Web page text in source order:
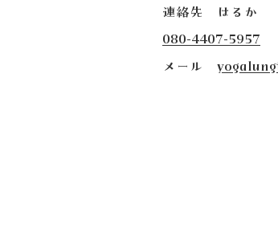
連絡先 はるか
080-4407-5957
​メール